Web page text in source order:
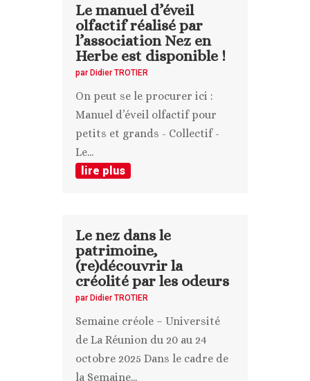
Le manuel d’éveil
olfactif réalisé par
l’association Nez en
Herbe est disponible !
par Didier TROTIER
On peut se le procurer ici :
Manuel d’éveil olfactif pour
petits et grands - Collectif -
Le...
lire plus
Le nez dans le
patrimoine,
(re)découvrir la
créolité par les odeurs
par Didier TROTIER
Semaine créole – Université
de La Réunion du 20 au 24
octobre 2025 Dans le cadre de
la Semaine...